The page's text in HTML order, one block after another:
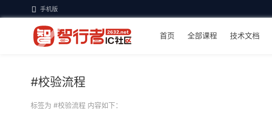
手机版
首页 全部课程 技术文档
#校验流程
标签为 #校验流程 内容如下：